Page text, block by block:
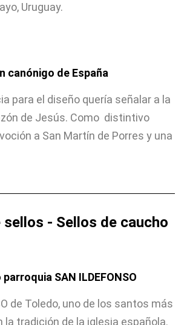
Uruguay.
canónigo de España
para el diseño quería señalar a la
de Jesús. Como distintivo
a San Martín de Porres y una
sellos - Sellos de caucho
SAN ILDEFONSO
de Toledo, uno de los santos más
la tradición de la iglesia española.